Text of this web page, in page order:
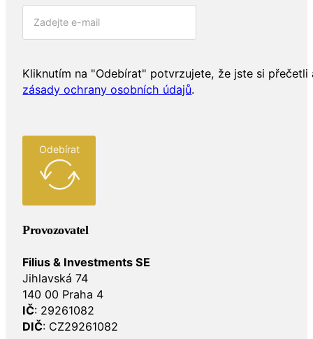
Kliknutím na "Odebírat" potvrzujete, že jste si přečetli
zásady ochrany osobních údajů.
Odebírat
Provozovatel
Filius & Investments SE
Jihlavská 74
140 00 Praha 4
IČ: 29261082
DIČ: CZ29261082